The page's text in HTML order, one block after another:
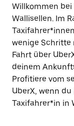
Datum
auszuwählen.
Drücke
die
Escape-
Taste,
um
den
Kalender
zu
schließen.
Willkommen
Wallisellen. Im
wenige Schritte
Fahrt über
deinem
Profitiere vom
UberX, wenn
Taxifahrer*in in